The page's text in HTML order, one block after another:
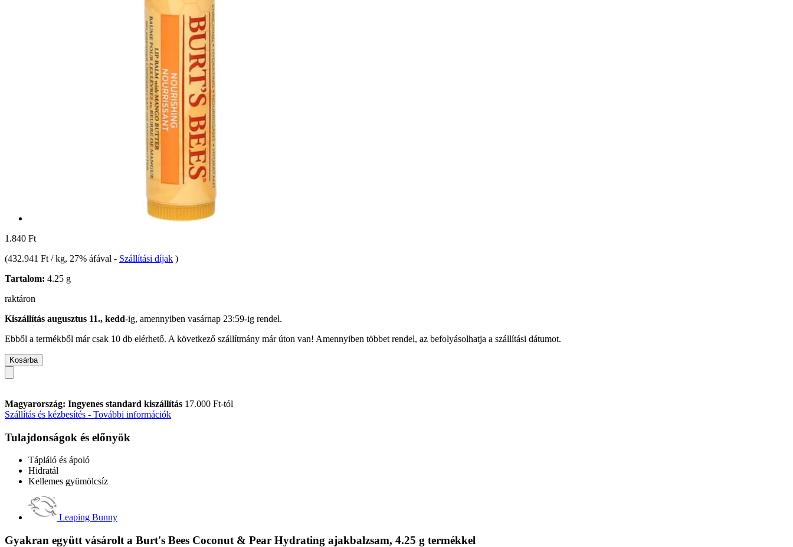
1.840 Ft
(432.941 Ft / kg, 27% áfával - Szállítási díjak )
Tartalom: 4.25 g
raktáron
Kiszállítás augusztus 11., kedd-ig, amennyiben vasárnap 23:59-ig rendel.
Ebből a termékből már csak 10 db elérhető. A következő szállítmány már úton van! Amennyiben többet rendel, az befolyásolhatja a szállítási dátumot.
Kosárba
Magyarország: Ingyenes standard kiszállítás 17.000 Ft-tól
Szállítás és kézbesítés - További információk
Tulajdonságok és előnyök
Tápláló és ápoló
Hidratál
Kellemes gyümölcsíz
Leaping Bunny
Gyakran együtt vásárolt a Burt's Bees Coconut & Pear Hydrating ajakbalzsam, 4.25 g termékkel